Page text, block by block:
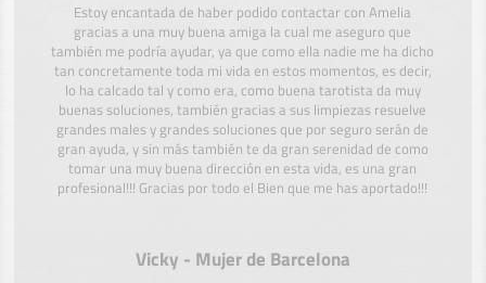
Estoy encantada de haber podido contactar con Amelia
gracias a una muy buena amiga la cual me aseguro que
también me podría ayudar, ya que como ella nadie me ha dicho
tan concretamente toda mi vida en estos momentos, es decir,
lo ha calcado tal y como era, como buena tarotista da muy
buenas soluciones, también gracias a sus limpiezas resuelve
grandes males y grandes soluciones que por seguro serán de
gran ayuda, y sin más también te da gran serenidad de como
tomar una muy buena dirección en esta vida, es una gran
profesional!!! Gracias por todo el Bien que me has aportado!!!
Vicky - Mujer de Barcelona